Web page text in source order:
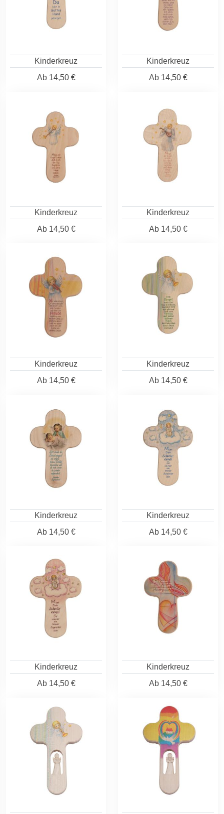
Kinderkreuz
Ab14,50 €
Kinderkreuz
Ab14,50 €
Kinderkreuz
Ab14,50 €
Kinderkreuz
Ab14,50 €
Kinderkreuz
Ab14,50 €
Kinderkreuz
Ab14,50 €
Kinderkreuz
Ab14,50 €
Kinderkreuz
Ab14,50 €
Kinderkreuz
Ab14,50 €
Kinderkreuz
Ab14,50 €